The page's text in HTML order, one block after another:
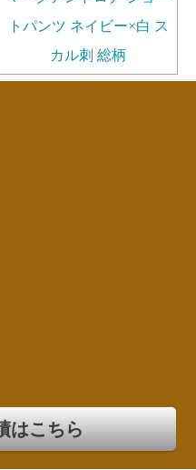
トパンツ ネイビー×白 ス
カル刺 総柄
はこちら